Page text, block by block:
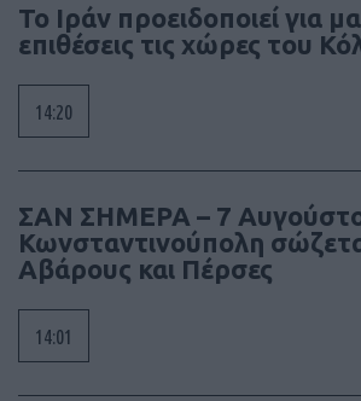
Το Ιράν προειδοποιεί για
επιθέσεις τις χώρες του
14:20
ΣΑΝ ΣΗΜΕΡΑ – 7
Κωνσταντινούπολη
Αβάρους και Πέρσες
14:01